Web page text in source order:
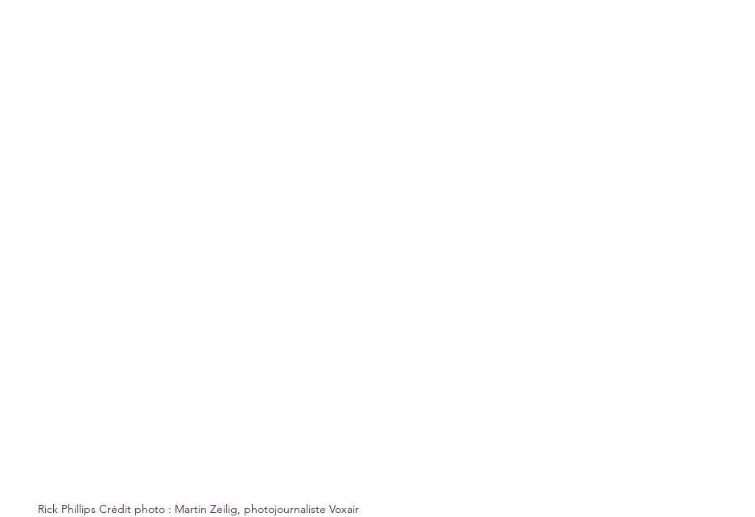
Rick Phillips Crédit photo : Martin Zeilig, photojournaliste Voxair